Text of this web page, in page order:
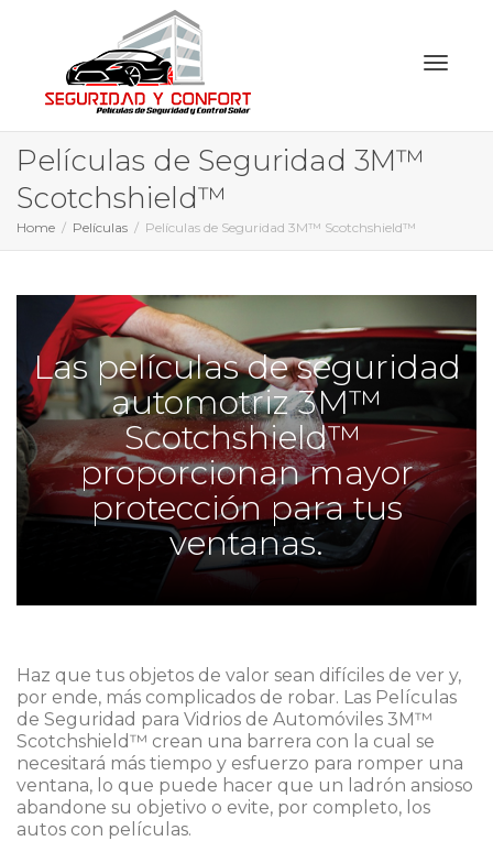
Películas de Seguridad 3M™
Scotchshield™
Home Películas Películas de Seguridad 3M™ Scotchshield™
Las películas de seguridad
automotriz 3M™
Scotchshield™
proporcionan mayor
protección para tus
ventanas.
Haz que tus objetos de valor sean difíciles de ver y,
por ende, más complicados de robar. Las Películas
de Seguridad para Vidrios de Automóviles 3M™
Scotchshield™ crean una barrera con la cual se
necesitará más tiempo y esfuerzo para romper una
ventana, lo que puede hacer que un ladrón ansioso
abandone su objetivo o evite, por completo, los
autos con películas.